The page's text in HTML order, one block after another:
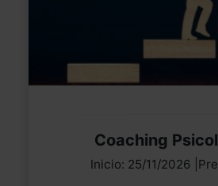
Coaching
Inicio: 25/11/2026